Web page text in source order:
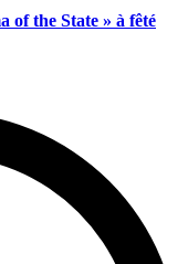
of the State » à fêté